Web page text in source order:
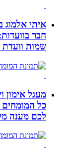
איתי אלמוג בר:
חבר בוועדות:
שמות וועדת
מעגל אימון ויעוץ
כל המומחים
לכם מענה